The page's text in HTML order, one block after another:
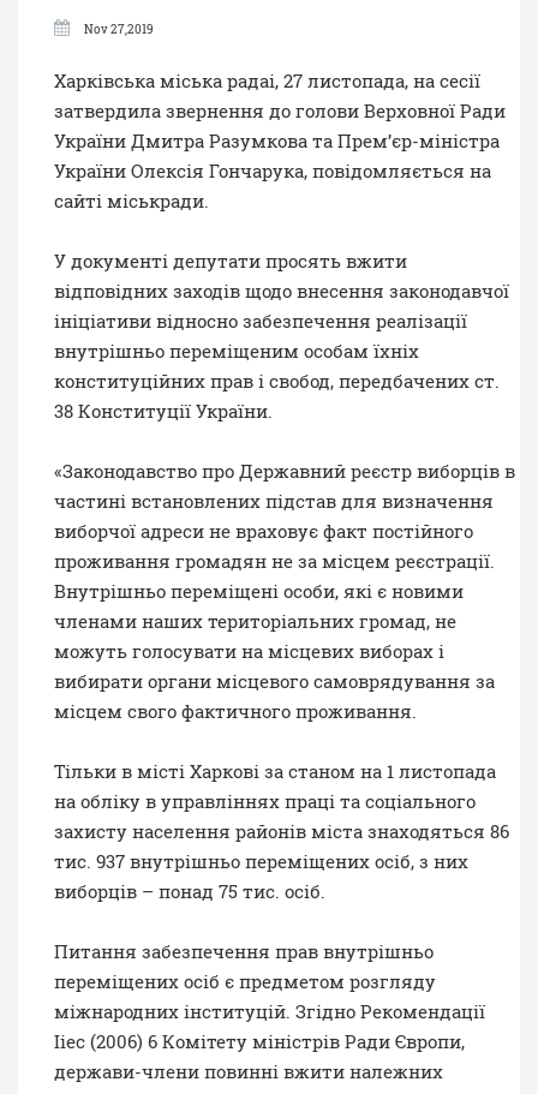
Nov 27,2019
Харківська міська радаі, 27 листопада, на сесії
затвердила звернення до голови Верховної Ради
України Дмитра Разумкова та Прем’єр-міністра
України Олексія Гончарука, повідомляється на
сайті міськради.
У документі депутати просять вжити
відповідних заходів щодо внесення законодавчої
ініціативи відносно забезпечення реалізації
внутрішньо переміщеним особам їхніх
конституційних прав і свобод, передбачених ст.
38 Конституції України.
«Законодавство про Державний реєстр виборців в
частині встановлених підстав для визначення
виборчої адреси не враховує факт постійного
проживання громадян не за місцем реєстрації.
Внутрішньо переміщені особи, які є новими
членами наших територіальних громад, не
можуть голосувати на місцевих виборах і
вибирати органи місцевого самоврядування за
місцем свого фактичного проживання.
Тільки в місті Харкові за станом на 1 листопада
на обліку в управліннях праці та соціального
захисту населення районів міста знаходяться 86
тис. 937 внутрішньо переміщених осіб, з них
виборців – понад 75 тис. осіб.
Питання забезпечення прав внутрішньо
переміщених осіб є предметом розгляду
міжнародних інституцій. Згідно Рекомендації
Ііес (2006) 6 Комітету міністрів Ради Європи,
держави-члени повинні вжити належних